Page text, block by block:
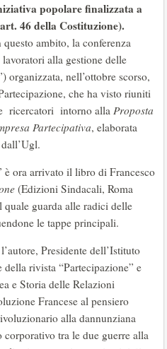
popolare finalizzata a
46 della Costituzione).
ambito, la conferenza
alla gestione delle
organizzata, nell’ottobre scorso,
che ha visto riuniti
ricercatori intorno alla Proposta
Partecipativa, elaborata
è ora arrivato il libro di Francesco
(Edizioni Sindacali, Roma
guarda alle radici delle
le tappe principali.
Presidente dell’Istituto
rivista “Partecipazione” e
e Storia delle Relazioni
Francese al pensiero
alla dannunziana
corporativo tra le due guerre alla